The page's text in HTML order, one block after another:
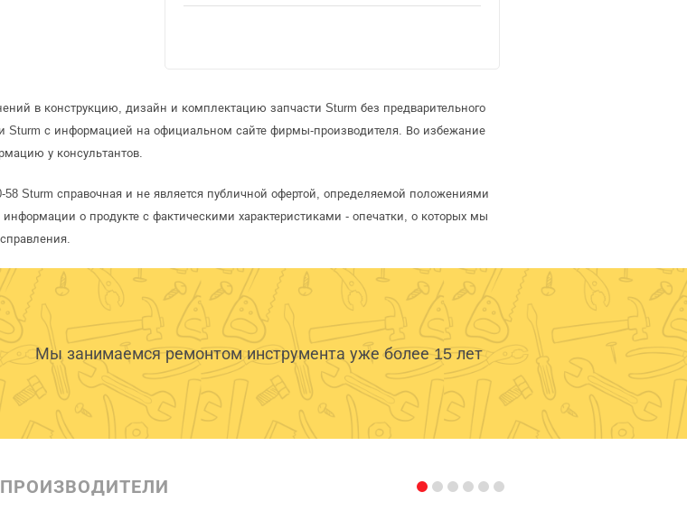
в конструкцию, дизайн и комплектацию запчасти Sturm без предварительного
Sturm с информацией на официальном сайте фирмы-производителя. Во избежание
у консультантов.
Sturm справочная и не является публичной офертой, определяемой положениями
о продукте с фактическими характеристиками - опечатки, о которых мы
Мы занимаемся ремонтом инструмента уже более 15 лет
ПРОИЗВОДИТЕЛИ